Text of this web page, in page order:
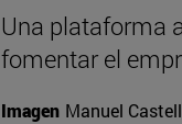
Una plataforma
fomentar el
Imagen Manuel